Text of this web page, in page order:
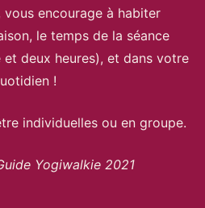
encourage à habiter
le temps de la séance
deux heures), et dans votre
!
individuelles ou en groupe.
Yogiwalkie 2021